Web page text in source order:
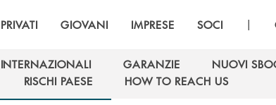
PRIVATI GIOVANI IMPRESE SOCI |
GARANZIE
GARANZIE
NUOVI
NUOVI
RISCHI PAESE
RISCHI PAESE
HOW TO REACH US